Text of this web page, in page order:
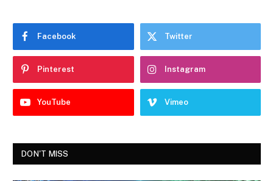
Facebook Twitter
Pinterest Instagram
YouTube Vimeo
DON'T MISS